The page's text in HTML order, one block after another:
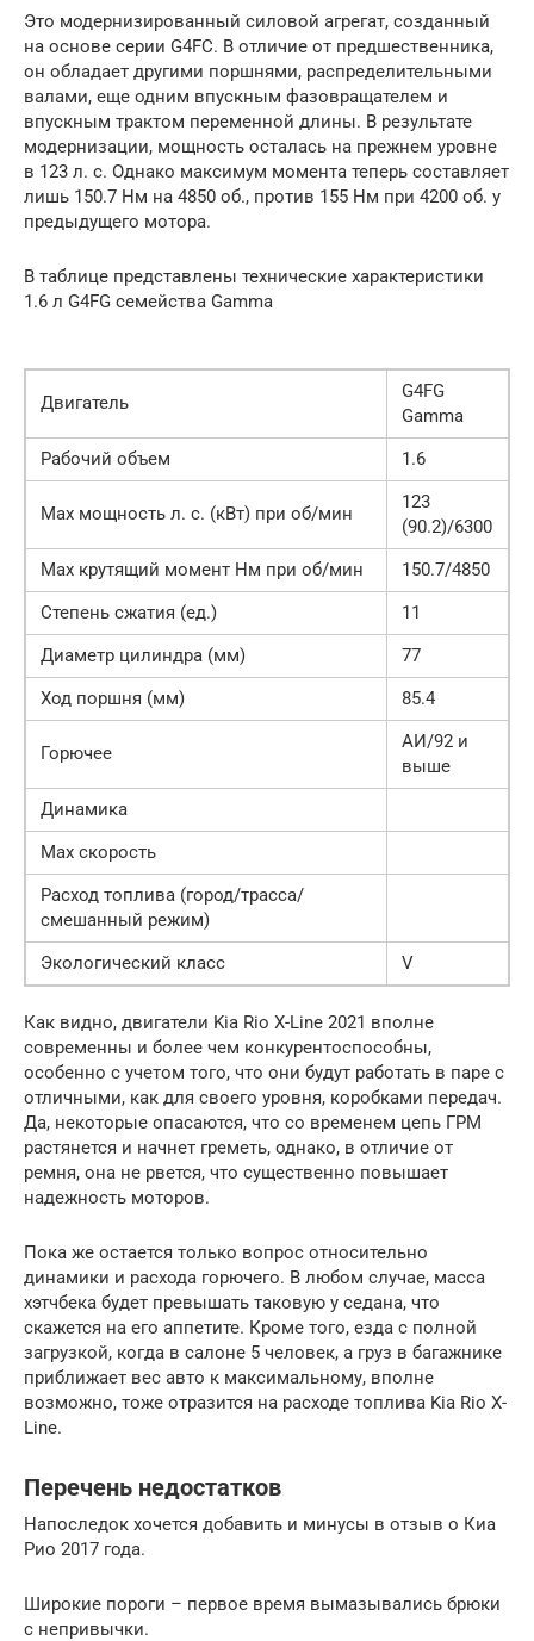
Это модернизированный силовой агрегат, созданный
на основе серии G4FC. В отличие от предшественника,
он обладает другими поршнями, распределительными
валами, еще одним впускным фазовращателем и
впускным трактом переменной длины. В результате
модернизации, мощность осталась на прежнем уровне
в 123 л. с. Однако максимум момента теперь составляет
лишь 150.7 Нм на 4850 об., против 155 Нм при 4200 об. у
предыдущего мотора.
В таблице представлены технические характеристики
1.6 л G4FG семейства Gamma
Двигатель
G4FG
Gamma
Рабочий объем
1.6
Мах мощность л. с. (кВт) при об/мин
123
(90.2)/6300
Мах крутящий момент Нм при об/мин
150.7/4850
Степень сжатия (ед.)
11
Диаметр цилиндра (мм)
77
Ход поршня (мм)
85.4
Горючее
АИ/92 и
выше
Динамика
Мах скорость
Расход топлива (город/трасса/
смешанный режим)
Экологический класс
V
Как видно, двигатели Kia Rio X-Line 2021 вполне
современны и более чем конкурентоспособны,
особенно с учетом того, что они будут работать в паре с
отличными, как для своего уровня, коробками передач.
Да, некоторые опасаются, что со временем цепь ГРМ
растянется и начнет греметь, однако, в отличие от
ремня, она не рвется, что существенно повышает
надежность моторов.
Пока же остается только вопрос относительно
динамики и расхода горючего. В любом случае, масса
хэтчбека будет превышать таковую у седана, что
скажется на его аппетите. Кроме того, езда с полной
загрузкой, когда в салоне 5 человек, а груз в багажнике
приближает вес авто к максимальному, вполне
возможно, тоже отразится на расходе топлива Kia Rio X-
Line.
Перечень недостатков
Напоследок хочется добавить и минусы в отзыв о Киа
Рио 2017 года.
Широкие пороги – первое время вымазывались брюки
с непривычки.